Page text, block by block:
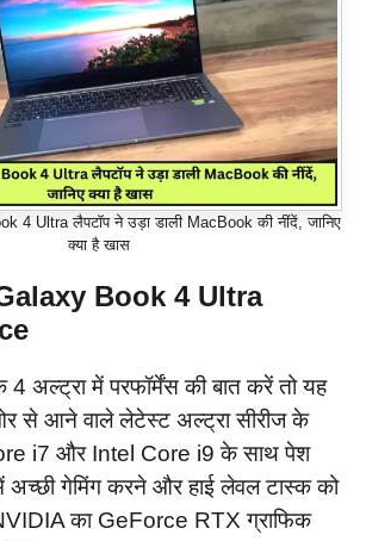
4 Ultra लैपटॉप ने उड़ा डाली MacBook की नींदें, जानिए
क्या है खास
Book 4 Ultra
अल्ट्रा में परफॉर्मेंस की बात करें तो यह
से आने वाले लेटेस्ट अल्ट्रा सीरीज के
i7 और Intel Core i9 के साथ पेश
अच्छी गेमिंग करने और हाई लेवल टास्क को
का GeForce RTX ग्राफिक